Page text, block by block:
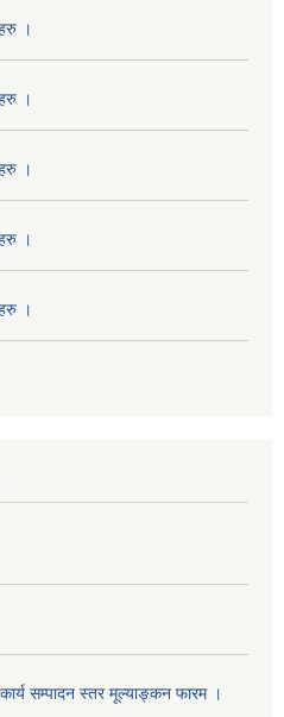
।
।
।
।
।
कार्य सम्पादन स्तर मूल्याङ्कन फारम ।